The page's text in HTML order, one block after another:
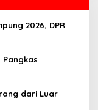
2026, DPR
Pangkas
dari Luar